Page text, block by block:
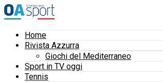
Home
Rivista Azzurra
Giochi del Mediterraneo
Sport in TV oggi
Tennis